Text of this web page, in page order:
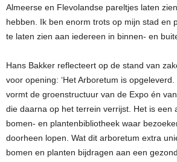
Almeerse en Flevolandse pareltjes laten
hebben. Ik ben enorm trots op mijn stad en
te laten zien aan iedereen in binnen- en
Hans Bakker reflecteert op de stand van
voor opening: ‘Het Arboretum is
vormt de groenstructuur van de Expo én
die daarna op het terrein verrijst. Het is een
bomen- en plantenbibliotheek waar
doorheen lopen. Wat dit arboretum extra
bomen en planten bijdragen aan een